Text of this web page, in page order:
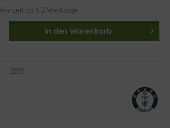
ca. 1-2 Werktage
In den Warenkorb
2333